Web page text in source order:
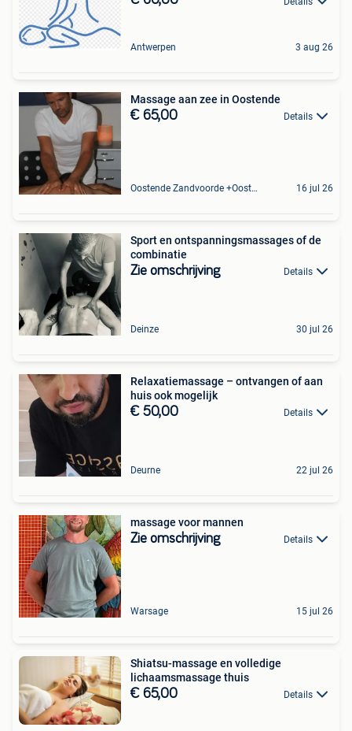
Antwerpen 3 aug 26
Massage aan zee in Oostende
€ 65,00 Details
Oostende Zandvoorde +Oostende 16 jul 26
Sport en ontspanningsmassages of de
combinatie
Zie omschrijving Details
Deinze 30 jul 26
Relaxatiemassage – ontvangen of aan
huis ook mogelijk
€ 50,00 Details
Deurne 22 jul 26
massage voor mannen
Zie omschrijving Details
Warsage 15 jul 26
Shiatsu-massage en volledige
lichaamsmassage thuis
€ 65,00 Details